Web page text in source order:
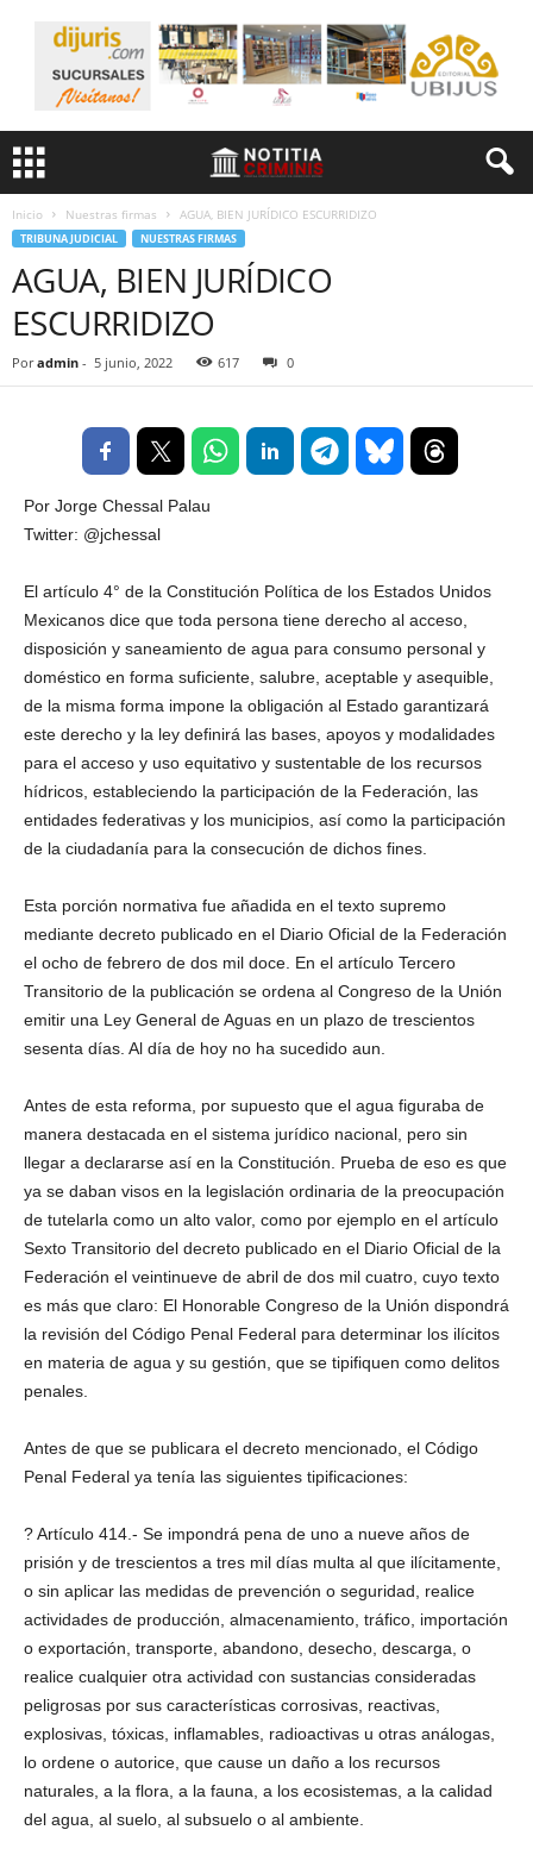
Inicio Nuestras firmas AGUA, BIEN JURÍDICO ESCURRIDIZO
TRIBUNA JUDICIAL NUESTRAS FIRMAS
AGUA, BIEN JURÍDICO
ESCURRIDIZO
Por admin - 5 junio, 2022 617 0
Por Jorge Chessal Palau
Twitter: @jchessal
El artículo 4° de la Constitución Política de los Estados Unidos
Mexicanos dice que toda persona tiene derecho al acceso,
disposición y saneamiento de agua para consumo personal y
doméstico en forma suficiente, salubre, aceptable y asequible,
de la misma forma impone la obligación al Estado garantizará
este derecho y la ley definirá las bases, apoyos y modalidades
para el acceso y uso equitativo y sustentable de los recursos
hídricos, estableciendo la participación de la Federación, las
entidades federativas y los municipios, así como la participación
de la ciudadanía para la consecución de dichos fines.
Esta porción normativa fue añadida en el texto supremo
mediante decreto publicado en el Diario Oficial de la Federación
el ocho de febrero de dos mil doce. En el artículo Tercero
Transitorio de la publicación se ordena al Congreso de la Unión
emitir una Ley General de Aguas en un plazo de trescientos
sesenta días. Al día de hoy no ha sucedido aun.
Antes de esta reforma, por supuesto que el agua figuraba de
manera destacada en el sistema jurídico nacional, pero sin
llegar a declararse así en la Constitución. Prueba de eso es que
ya se daban visos en la legislación ordinaria de la preocupación
de tutelarla como un alto valor, como por ejemplo en el artículo
Sexto Transitorio del decreto publicado en el Diario Oficial de la
Federación el veintinueve de abril de dos mil cuatro, cuyo texto
es más que claro: El Honorable Congreso de la Unión dispondrá
la revisión del Código Penal Federal para determinar los ilícitos
en materia de agua y su gestión, que se tipifiquen como delitos
penales.
Antes de que se publicara el decreto mencionado, el Código
Penal Federal ya tenía las siguientes tipificaciones:
? Artículo 414.- Se impondrá pena de uno a nueve años de
prisión y de trescientos a tres mil días multa al que ilícitamente,
o sin aplicar las medidas de prevención o seguridad, realice
actividades de producción, almacenamiento, tráfico, importación
o exportación, transporte, abandono, desecho, descarga, o
realice cualquier otra actividad con sustancias consideradas
peligrosas por sus características corrosivas, reactivas,
explosivas, tóxicas, inflamables, radioactivas u otras análogas,
lo ordene o autorice, que cause un daño a los recursos
naturales, a la flora, a la fauna, a los ecosistemas, a la calidad
del agua, al suelo, al subsuelo o al ambiente.